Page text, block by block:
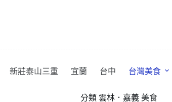
新莊泰山三重 宜蘭 台中 台灣美食
分類 雲林．嘉義 美食